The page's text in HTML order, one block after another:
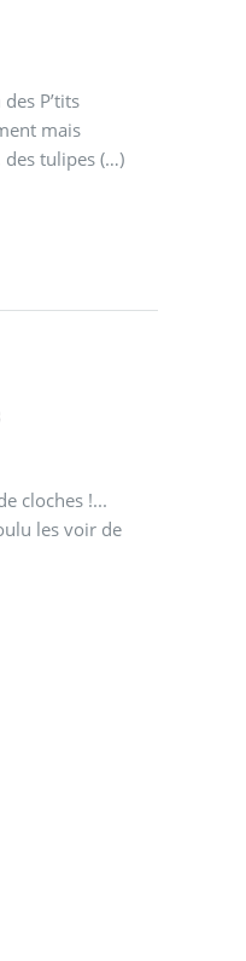
P’tits
mais
des tulipes (…)
cloches !...
les voir de